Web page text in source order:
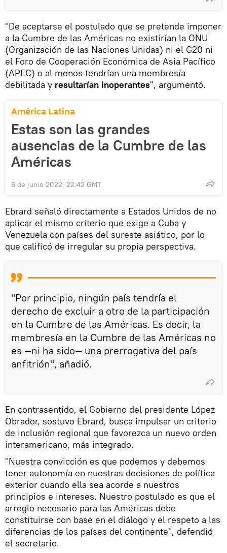
"De aceptarse el postulado que se pretende imponer
a la Cumbre de las Américas no existirían la ONU
(Organización de las Naciones Unidas) ni el G20 ni
el Foro de Cooperación Económica de Asia Pacífico
(APEC) o al menos tendrían una membresía
debilitada y resultarían inoperantes", argumentó.
América Latina
Estas son las grandes
ausencias de la Cumbre de las
Américas
6 de junio 2022, 22:42 GMT
Ebrard señaló directamente a Estados Unidos de no
aplicar el mismo criterio que exige a Cuba y
Venezuela con países del sureste asiático, por lo
que calificó de irregular su propia perspectiva.
"Por principio, ningún país tendría el
derecho de excluir a otro de la participación
en la Cumbre de las Américas. Es decir, la
membresía en la Cumbre de las Américas no
es —ni ha sido— una prerrogativa del país
anfitrión", añadió.
En contrasentido, el Gobierno del presidente López
Obrador, sostuvo Ebrard, busca impulsar un criterio
de inclusión regional que favorezca un nuevo orden
interamericano, más integrado.
"Nuestra convicción es que podemos y debemos
tener autonomía en nuestras decisiones de política
exterior cuando ella sea acorde a nuestros
principios e intereses. Nuestro postulado es que el
arreglo necesario para las Américas debe
constituirse con base en el diálogo y el respeto a las
diferencias de los países del continente", defendió
el secretario.